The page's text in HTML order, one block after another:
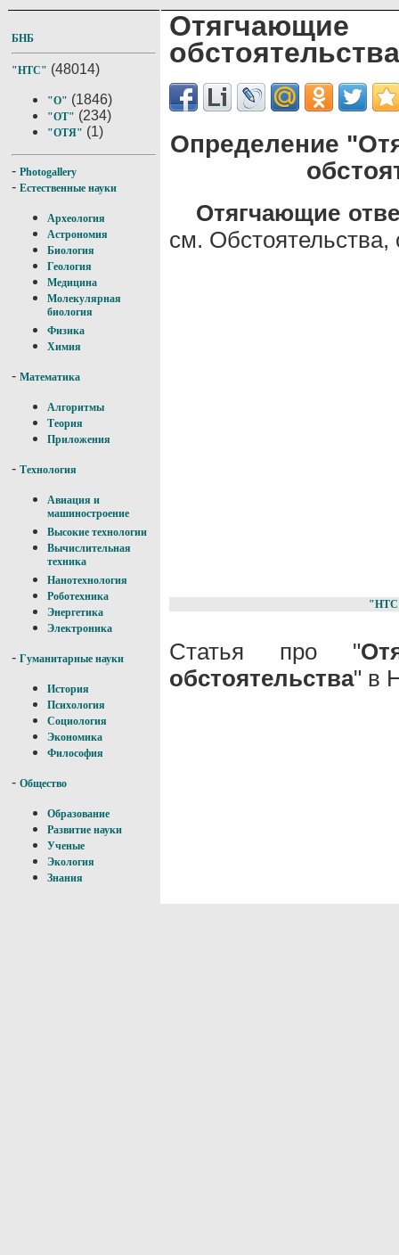
БНБ
"НТС" (48014)
"О" (1846)
"ОТ" (234)
"ОТЯ" (1)
- Photogallery
- Естественные науки
Археология
Астрономия
Биология
Геология
Медицина
Молекулярная
биология
Физика
Химия
- Математика
Алгоритмы
Теория
Приложения
- Технология
Авиация и
машиностроение
Высокие технологии
Вычислительная
техника
Нанотехнология
Роботехника
Энергетика
Электроника
- Гуманитарные науки
История
Психология
Социология
Экономика
Философия
- Общество
Образование
Развитие науки
Ученые
Экология
Знания
обстоятельства
Определение
Отягчающие
см.
Статья про "
обстоятельства" в